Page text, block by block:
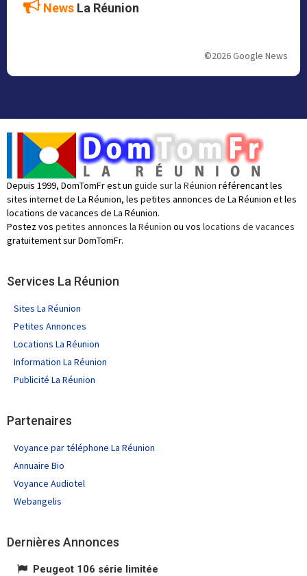
News La Réunion
©2026 Google News
Depuis 1999, DomTomFr est un guide sur la Réunion référencant les
sites internet de La Réunion, les petites annonces de La Réunion et les
locations de vacances de La Réunion.
Postez vos petites annonces la Réunion ou vos locations de vacances
gratuitement sur DomTomFr.
Services La Réunion
Sites La Réunion
Petites Annonces
Locations La Réunion
Information La Réunion
Publicité La Réunion
Partenaires
Voyance par téléphone La Réunion
Annuaire Bio
Voyance Audiotel
Webangelis
Dernières Annonces
Peugeot 106 série limitée